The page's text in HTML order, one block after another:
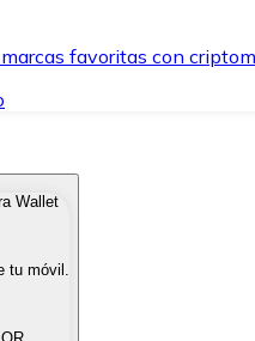
favoritas con
métodos de pago.
rápida y segura.
Wallet
tu móvil.